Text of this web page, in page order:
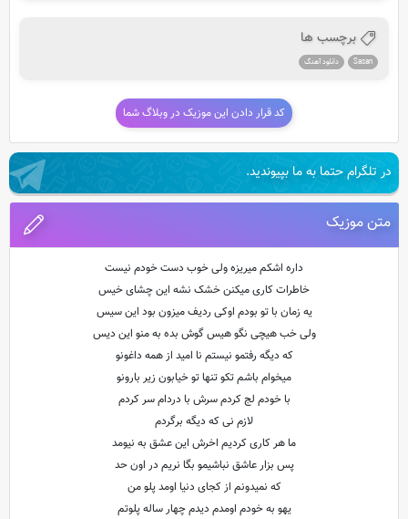
برچسب ها
Sasan دانلود آهنگ
کد قرار دادن این موزیک در وبلاگ شما
در تلگرام حتما به ما بپیوندید.
متن موزیک
داره اشکم میریزه ولی خوب دست خودم نیست
خاطرات کاری میکنن خشک نشه این چشای خیس
یه زمان با تو بودم اوکی ردیف میزون بود این سیس
ولی خب هیچی نگو هیس گوش بده به منو این دیس
که دیگه رفتمو نیستم نا امید از همه داغونو
میخوام باشم تکو تنها تو خیابون زیر بارونو
با خودم لج کردم سرش با دردام سر کردم
لازم نی که دیگه برگردم
ما هر کاری کردیم اخرش این عشق به نیومد
پس بزار عاشق نباشیمو بگا نریم در اون حد
که نمیدونم از کجای دنیا اومد پلو من
یهو به خودم اومدم دیدم چهار ساله پلوتم